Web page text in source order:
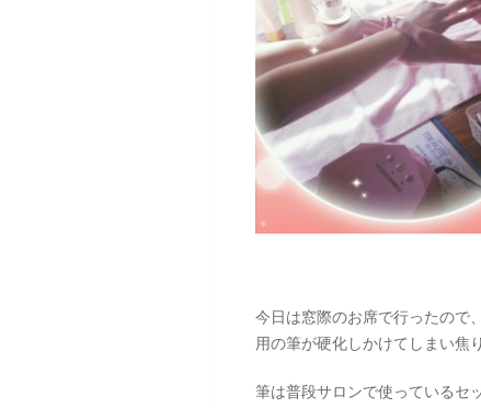
今日は窓際のお席で行ったので
用の筆が硬化しかけてしまい焦
筆は普段サロンで使っているセ